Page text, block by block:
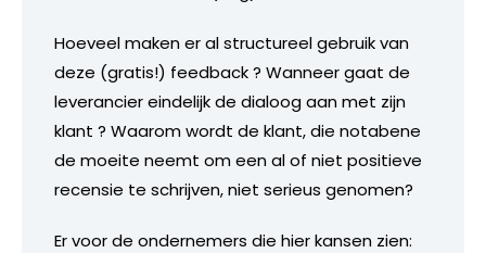
Hoeveel maken er al structureel gebruik van
deze (gratis!) feedback ? Wanneer gaat de
leverancier eindelijk de dialoog aan met zijn
klant ? Waarom wordt de klant, die notabene
de moeite neemt om een al of niet positieve
recensie te schrijven, niet serieus genomen?
Er voor de ondernemers die hier kansen zien: